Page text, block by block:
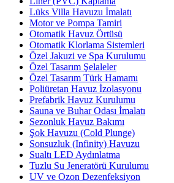
Lüks Villa Havuzu İmalatı
Motor ve Pompa Tamiri
Otomatik Havuz Örtüsü
Otomatik Klorlama Sistemleri
Özel Jakuzi ve Spa Kurulumu
Özel Tasarım Şelaleler
Özel Tasarım Türk Hamamı
Poliüretan Havuz İzolasyonu
Prefabrik Havuz Kurulumu
Sauna ve Buhar Odası İmalatı
Sezonluk Havuz Bakımı
Şok Havuzu (Cold Plunge)
Sonsuzluk (Infinity) Havuzu
Sualtı LED Aydınlatma
Tuzlu Su Jeneratörü Kurulumu
UV ve Ozon Dezenfeksiyon